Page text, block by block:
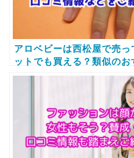
アロベビーは西松屋で売
ットでも買える？類似のお
ミ情報などをご紹介します